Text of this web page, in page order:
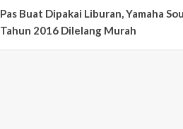
Pas Buat Dipakai Liburan, Yamaha
Tahun 2016 Dilelang Murah